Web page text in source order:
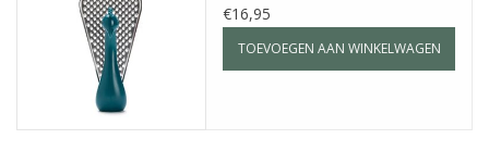
€16,95
TOEVOEGEN AAN WINKELWAGEN